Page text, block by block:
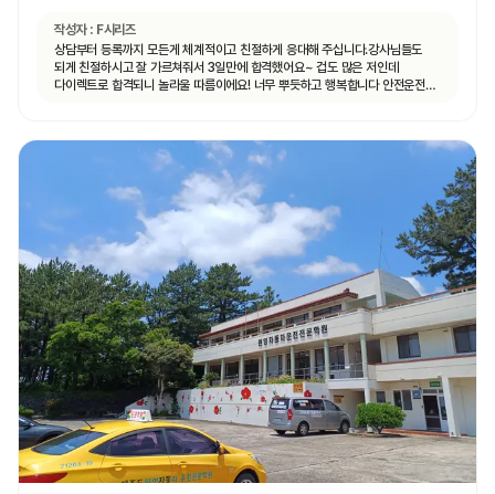
작성자 : F시리즈
상담부터 등록까지 모든게 체계적이고 친절하게 응대해 주십니다.강사님들도
되게 친절하시고 잘 가르쳐줘서 3일만에 합격했어요~ 겁도 많은 저인데
다이렉트로 합격되니 놀라울 따름이에요! 너무 뿌듯하고 행복합니다 안전운전만